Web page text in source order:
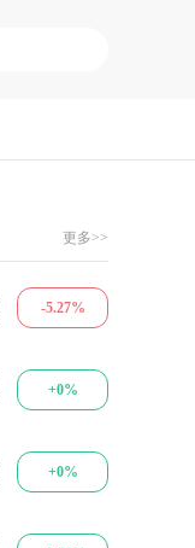
更多>>
-5.27%
+0%
+0%